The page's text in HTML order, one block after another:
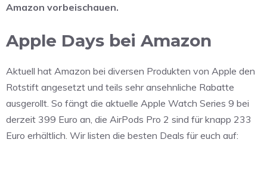
Amazon vorbeischauen.
Apple Days bei Amazon
Aktuell hat Amazon bei diversen Produkten von Apple den
Rotstift angesetzt und teils sehr ansehnliche Rabatte
ausgerollt. So fängt die aktuelle Apple Watch Series 9 bei
derzeit 399 Euro an, die AirPods Pro 2 sind für knapp 233
Euro erhältlich. Wir listen die besten Deals für euch auf: